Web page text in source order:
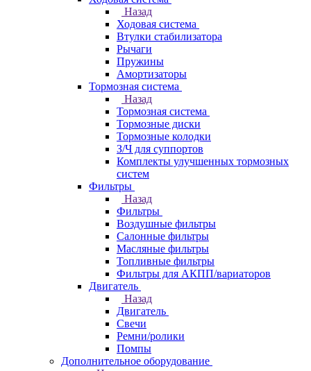
Назад
Ходовая система
Втулки стабилизатора
Рычаги
Пружины
Амортизаторы
Тормозная система
Назад
Тормозная система
Тормозные диски
Тормозные колодки
З/Ч для суппортов
Комплекты улучшенных тормозных
систем
Фильтры
Назад
Фильтры
Воздушные фильтры
Салонные фильтры
Масляные фильтры
Топливные фильтры
Фильтры для АКПП/вариаторов
Двигатель
Назад
Двигатель
Свечи
Ремни/ролики
Помпы
Дополнительное оборудование